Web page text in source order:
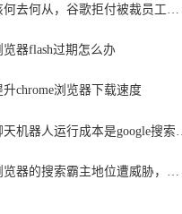
览器flash过期怎么办
升chrome浏览器下载速度
谷歌浏览器的搜索霸主地位遭威胁，微软正式发布ChatGPT版搜索引擎